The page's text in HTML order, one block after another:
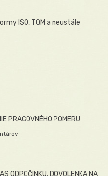
ISO, TQM a neustále
PRACOVNÉHO POMERU
ODPOČINKU, DOVOLENKA NA